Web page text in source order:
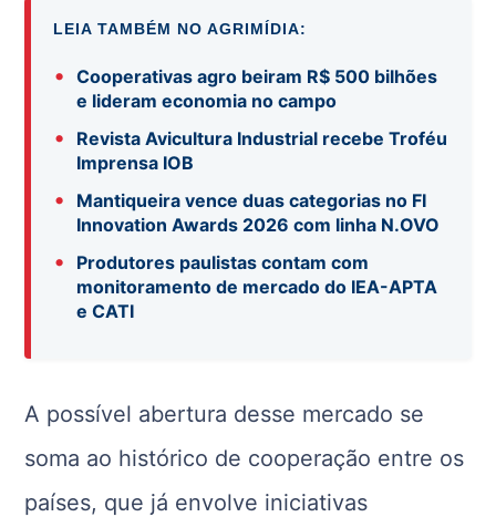
LEIA TAMBÉM NO AGRIMÍDIA:
•
Cooperativas agro beiram R$ 500 bilhões
e lideram economia no campo
•
Revista Avicultura Industrial recebe Troféu
Imprensa IOB
•
Mantiqueira vence duas categorias no FI
Innovation Awards 2026 com linha N.OVO
•
Produtores paulistas contam com
monitoramento de mercado do IEA-APTA
e CATI
A possível abertura desse mercado se
soma ao histórico de cooperação entre os
países, que já envolve iniciativas